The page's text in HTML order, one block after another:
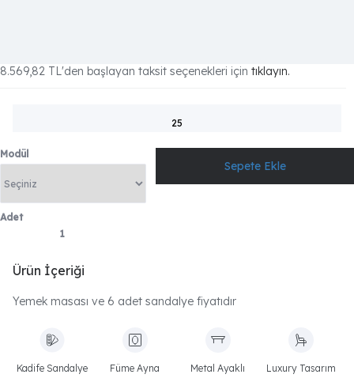
8.569,82 TL'den başlayan taksit seçenekleri için tıklayın.
25
Modül
Adet
Ürün İçeriği
Yemek masası ve 6 adet sandalye fiyatıdır
Kadife Sandalye Füme Ayna Metal Ayaklı Luxury Tasarım